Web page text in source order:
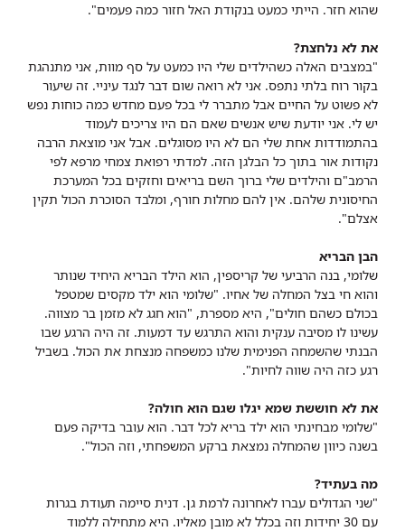
שהוא חזר. הייתי כמעט בנקודת האל חזור כמה פעמים".
את לא נלחצת?
"במצבים האלה כשהילדים שלי היו כמעט על סף מוות, אני מתנהגת
בקור רוח בלתי נתפס. אני לא רואה שום דבר לנגד עיניי. זה שיעור
לא פשוט על החיים אבל מתברר לי בכל פעם מחדש כמה כוחות נפש
יש לי. אני יודעת שיש אנשים שאם הם היו צריכים לעמוד
בהתמודדות אחת שלי הם לא היו מסוגלים. אבל אני מוצאת הרבה
נקודות אור בתוך כל הבלגן הזה. למדתי רפואת צמחי מרפא לפי
הרמב"ם והילדים שלי ברוך השם בריאים וחזקים בכל המערכת
החיסונית שלהם. אין להם מחלות חורף, ומלבד הסוכרת הכול תקין
אצלם".
הבן הבריא
שלומי, בנה הרביעי של קריספין, הוא הילד הבריא היחיד שנותר
והוא חי בצל המחלה של אחיו. "שלומי הוא ילד מקסים שמטפל
בכולם כשהם חולים", היא מספרת, "הוא חגג לא מזמן בר מצווה.
עשינו לו מסיבה ענקית והוא התרגש עד דמעות. זה היה הרגע שבו
הבנתי שהשמחה הפנימית שלנו כמשפחה מנצחת את הכול. בשביל
רגע כזה היה שווה לחיות".
את לא חוששת שמא יגלו שגם הוא חולה?
"שלומי מבחינתי הוא ילד בריא לכל דבר. הוא עובר בדיקה פעם
בשנה כיוון שהמחלה נמצאת ברקע המשפחתי, וזה הכול".
מה בעתיד?
"שני הגדולים עברו לאחרונה לרמת גן. דנית סיימה תעודת בגרות
עם 30 יחידות וזה בכלל לא מובן מאליו. היא מתחילה ללמוד